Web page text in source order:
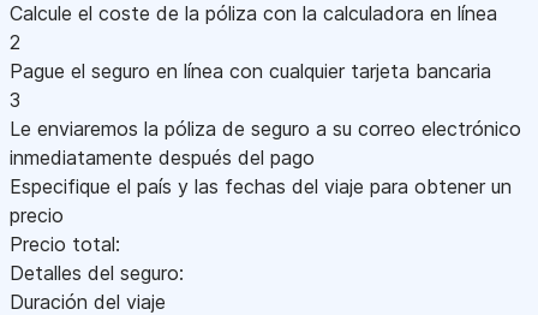
Calcule el coste de la póliza con la calculadora en línea
2
Pague el seguro en línea con cualquier tarjeta bancaria
3
Le enviaremos la póliza de seguro a su correo electrónico
inmediatamente después del pago
Especifique el país y las fechas del viaje para obtener un
precio
Precio total:
Detalles del seguro:
Duración del viaje